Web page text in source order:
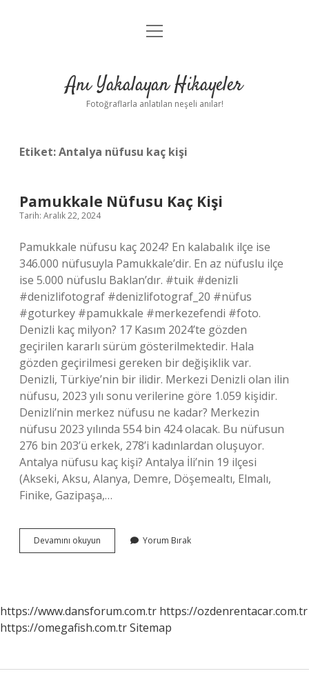
Anasayfa
Yasal Uyarı
menüyü
Anı Yakalayan Hikayeler
Fotoğraflarla anlatılan neşeli anılar!
Etiket:Antalya nüfusu kaç kişi
Pamukkale Nüfusu Kaç Kişi
Tarih: Aralık 22, 2024
Pamukkale nüfusu kaç 2024? En kalabalık ilçe ise
346.000 nüfusuyla Pamukkale’dir. En az nüfuslu ilçe
ise 5.000 nüfuslu Baklan’dır. #tuik #denizli
#denizlifotograf #denizlifotograf_20 #nüfus
#goturkey #pamukkale #merkezefendi #foto.
Denizli kaç milyon? 17 Kasım 2024’te gözden
geçirilen kararlı sürüm gösterilmektedir. Hala
gözden geçirilmesi gereken bir değişiklik var.
Denizli, Türkiye’nin bir ilidir. Merkezi Denizli olan ilin
nüfusu, 2023 yılı sonu verilerine göre 1.059 kişidir.
Denizli’nin merkez nüfusu ne kadar? Merkezin
nüfusu 2023 yılında 554 bin 424 olacak. Bu nüfusun
276 bin 203’ü erkek, 278’i kadınlardan oluşuyor.
Antalya nüfusu kaç kişi? Antalya İli’nin 19 ilçesi
(Akseki, Aksu, Alanya, Demre, Döşemealtı, Elmalı,
Finike, Gazipaşa,…
Devamını okuyun Pamukkale
Nüfusu
Yorum Bırak
https://www.dansforum.com.tr https://ozdenrentacar.com.tr
https://omegafish.com.trSitemap